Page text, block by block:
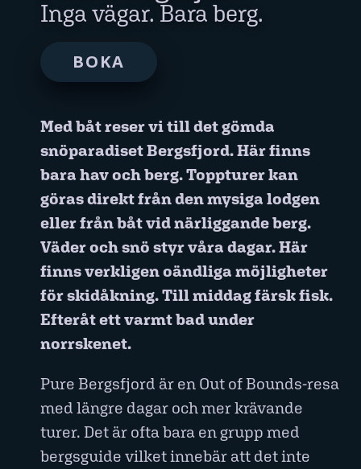
Om Pure Ski Touring
Butik
? : Logga in
Inga vägar. Bara berg.
BOKA
Med båt reser vi till det gömda
snöparadiset Bergsfjord. Här finns
bara hav och berg. Toppturer kan
göras direkt från den mysiga lodgen
eller från båt vid närliggande berg.
Väder och snö styr våra dagar. Här
finns verkligen oändliga möjligheter
för skidåkning. Till middag färsk fisk.
Efteråt ett varmt bad under
norrskenet.
Pure Bergsfjord är en Out of Bounds-resa
med längre dagar och mer krävande
turer. Det är ofta bara en grupp med
bergsguide vilket innebär att det inte